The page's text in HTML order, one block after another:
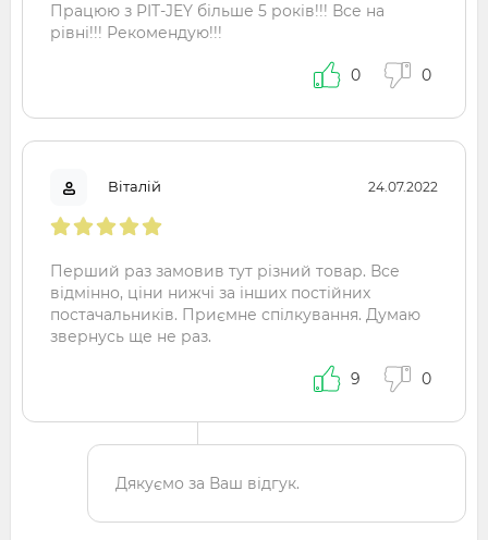
Працюю з PIT-JEY більше 5 років!!! Все на
рівні!!! Рекомендую!!!
0 0
Віталій 24.07.2022
Перший раз замовив тут різний товар. Все
відмінно, ціни нижчі за інших постійних
постачальників. Приємне спілкування. Думаю
звернусь ще не раз.
9 0
Дякуємо за Ваш відгук.